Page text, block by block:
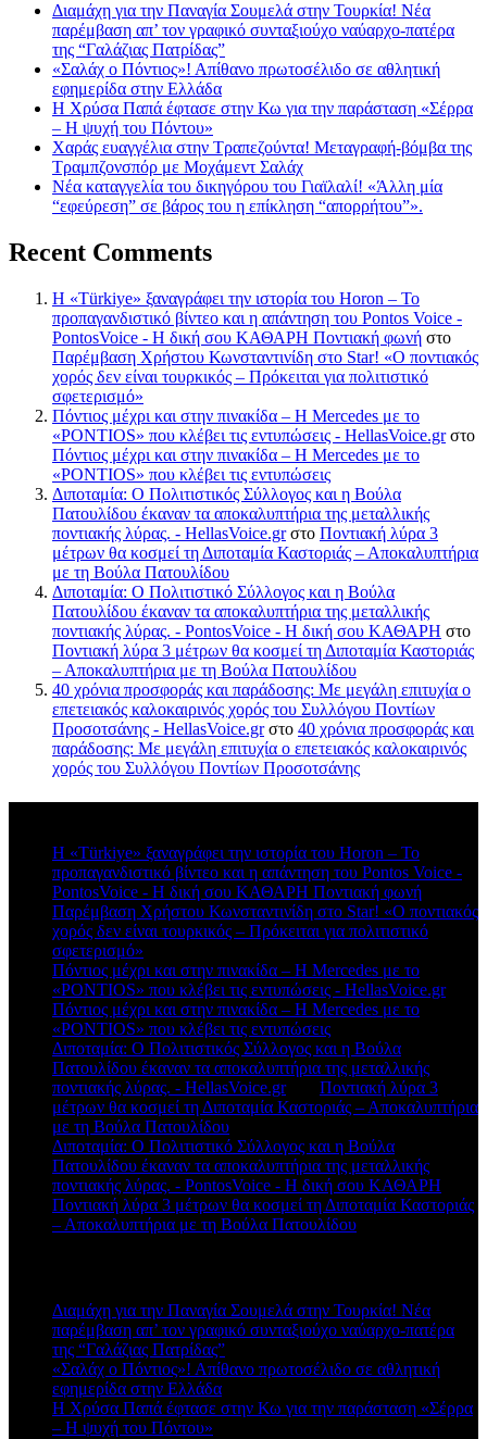
Διαμάχη για την Παναγία Σουμελά στην Τουρκία! Νέα
παρέμβαση απ’ τον γραφικό συνταξιούχο ναύαρχο-πατέρα
της “Γαλάζιας Πατρίδας”
«Σαλάχ ο Πόντιος»! Απίθανο πρωτοσέλιδο σε αθλητική
εφημερίδα στην Ελλάδα
Η Χρύσα Παπά έφτασε στην Κω για την παράσταση «Σέρρα
– Η ψυχή του Πόντου»
Χαράς ευαγγέλια στην Τραπεζούντα! Μεταγραφή-βόμβα της
Τραμπζονσπόρ με Μοχάμεντ Σαλάχ
Νέα καταγγελία του δικηγόρου του Γιαϊλαλί! «Άλλη μία
“εφεύρεση” σε βάρος του η επίκληση “απορρήτου”».
Recent Comments
Η «Türkiye» ξαναγράφει την ιστορία του Horon – Το
προπαγανδιστικό βίντεο και η απάντηση του Pontos Voice -
PontosVoice - H δική σου ΚΑΘΑΡΗ Ποντιακή φωνή στο
Παρέμβαση Χρήστου Κωνσταντινίδη στο Star! «Ο ποντιακός
χορός δεν είναι τουρκικός – Πρόκειται για πολιτιστικό
σφετερισμό»
Πόντιος μέχρι και στην πινακίδα – Η Mercedes με το
«PONTIOS» που κλέβει τις εντυπώσεις - HellasVoice.grστο
Πόντιος μέχρι και στην πινακίδα – Η Mercedes με το
«PONTIOS» που κλέβει τις εντυπώσεις
Διποταμία: Ο Πολιτιστικός Σύλλογος και η Βούλα
Πατουλίδου έκαναν τα αποκαλυπτήρια της μεταλλικής
ποντιακής λύρας. - HellasVoice.grστο Ποντιακή λύρα 3
μέτρων θα κοσμεί τη Διποταμία Καστοριάς – Αποκαλυπτήρια
με τη Βούλα Πατουλίδου
Διποταμία: Ο Πολιτιστικό Σύλλογος και η Βούλα
Πατουλίδου έκαναν τα αποκαλυπτήρια της μεταλλικής
ποντιακής λύρας. - PontosVoice - H δική σου ΚΑΘΑΡΗ στο
Ποντιακή λύρα 3 μέτρων θα κοσμεί τη Διποταμία Καστοριάς
– Αποκαλυπτήρια με τη Βούλα Πατουλίδου
40 χρόνια προσφοράς και παράδοσης: Με μεγάλη επιτυχία ο
επετειακός καλοκαιρινός χορός του Συλλόγου Ποντίων
Προσοτσάνης - HellasVoice.grστο 40 χρόνια προσφοράς και
παράδοσης: Με μεγάλη επιτυχία ο επετειακός καλοκαιρινός
χορός του Συλλόγου Ποντίων Προσοτσάνης
Η «Türkiye» ξαναγράφει την ιστορία του Horon – Το
προπαγανδιστικό βίντεο και η απάντηση του Pontos Voice -
PontosVoice - H δική σου ΚΑΘΑΡΗ Ποντιακή φωνή
Παρέμβαση Χρήστου Κωνσταντινίδη στο Star! «Ο ποντιακός
χορός δεν είναι τουρκικός – Πρόκειται για πολιτιστικό
σφετερισμό»
Πόντιος μέχρι και στην πινακίδα – Η Mercedes με το
«PONTIOS» που κλέβει τις εντυπώσεις - HellasVoice.grστο
Πόντιος μέχρι και στην πινακίδα – Η Mercedes με το
«PONTIOS» που κλέβει τις εντυπώσεις
Διποταμία: Ο Πολιτιστικός Σύλλογος και η Βούλα
Πατουλίδου έκαναν τα αποκαλυπτήρια της μεταλλικής
ποντιακής λύρας. - HellasVoice.grστο Ποντιακή λύρα 3
μέτρων θα κοσμεί τη Διποταμία Καστοριάς – Αποκαλυπτήρια
με τη Βούλα Πατουλίδου
Διποταμία: Ο Πολιτιστικό Σύλλογος και η Βούλα
Πατουλίδου έκαναν τα αποκαλυπτήρια της μεταλλικής
ποντιακής λύρας. - PontosVoice - H δική σου ΚΑΘΑΡΗ
Ποντιακή λύρα 3 μέτρων θα κοσμεί τη Διποταμία Καστοριάς
– Αποκαλυπτήρια με τη Βούλα Πατουλίδου
Διαμάχη για την Παναγία Σουμελά στην Τουρκία! Νέα
παρέμβαση απ’ τον γραφικό συνταξιούχο ναύαρχο-πατέρα
της “Γαλάζιας Πατρίδας”
«Σαλάχ ο Πόντιος»! Απίθανο πρωτοσέλιδο σε αθλητική
εφημερίδα στην Ελλάδα
Η Χρύσα Παπά έφτασε στην Κω για την παράσταση «Σέρρα
– Η ψυχή του Πόντου»